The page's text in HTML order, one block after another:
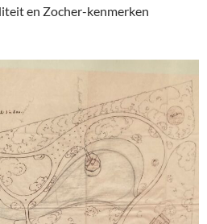
en Zocher-kenmerken